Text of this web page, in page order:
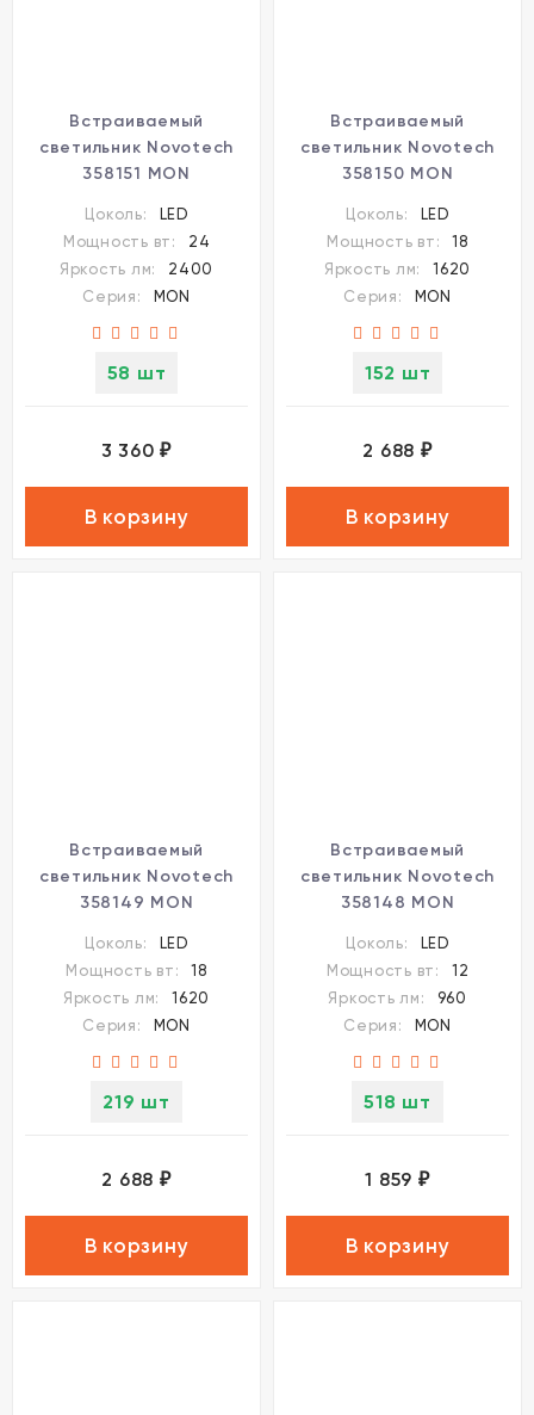
Встраиваемый
светильник Novotech
358151 MON
Цоколь:
LED
Мощность вт:
24
Яркость лм:
2400
Серия:
MON
58 шт
3 360₽
В корзину
Встраиваемый
светильник Novotech
358150 MON
Цоколь:
LED
Мощность вт:
18
Яркость лм:
1620
Серия:
MON
152 шт
2 688 ₽
В корзину
Встраиваемый
светильник Novotech
358149 MON
Цоколь:
LED
Мощность вт:
18
Яркость лм:
1620
Серия:
MON
219 шт
2 688 ₽
В корзину
Встраиваемый
светильник Novotech
358148 MON
Цоколь:
LED
Мощность вт:
12
Яркость лм:
960
Серия:
MON
518 шт
1 859 ₽
В корзину